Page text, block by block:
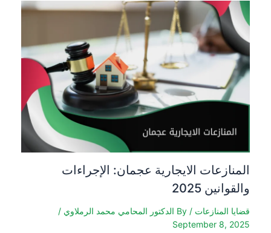
المنازعات الايجارية عجمان: الإجراءات
والقوانين 2025
قضايا المنازعات / By الدكتور المحامي محمد الرملاوي /
September 8, 2025